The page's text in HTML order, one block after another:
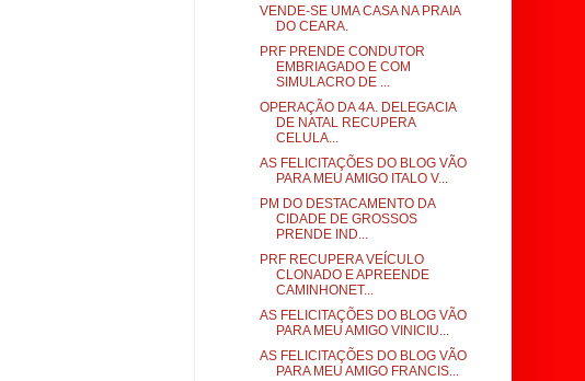
VENDE-SE UMA CASA NA PRAIA
DO CEARA.
PRF PRENDE CONDUTOR
EMBRIAGADO E COM
SIMULACRO DE ...
OPERAÇÃO DA 4A. DELEGACIA
DE NATAL RECUPERA
CELULA...
AS FELICITAÇÕES DO BLOG VÃO
PARA MEU AMIGO ITALO V...
PM DO DESTACAMENTO DA
CIDADE DE GROSSOS
PRENDE IND...
PRF RECUPERA VEÍCULO
CLONADO E APREENDE
CAMINHONET...
AS FELICITAÇÕES DO BLOG VÃO
PARA MEU AMIGO VINICIU...
AS FELICITAÇÕES DO BLOG VÃO
PARA MEU AMIGO FRANCIS...